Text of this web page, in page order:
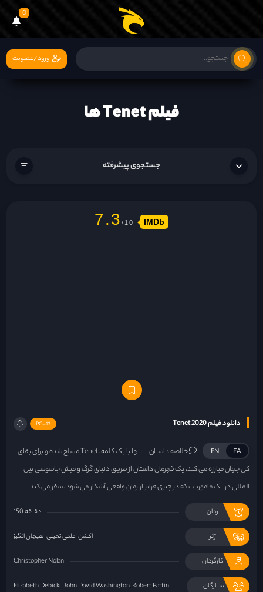
0
ورود/عضویت
فیلم Tenet ها
جستجوی پیشرفته
دانلود فیلم Tenet 2020 PG-13
FA
EN خلاصه داستان :
تنها با یک کلمه، Tenet مسلح شده و برای بقای
کل جهان مبارزه می کند، یک قهرمان داستان از طریق دنیای گرگ و میش جاسوسی بین
المللی در یک ماموریت که در چیزی فراتر از زمان واقعی آشکار می شود، سفر می کند.
زمان 150 دقیقه
ژانر اکشن علمی تخیلی هیجان انگیز
کارگردان Christopher Nolan
ستارگان Elizabeth Debicki John David Washington Robert Pattinson
7.3 IMDb